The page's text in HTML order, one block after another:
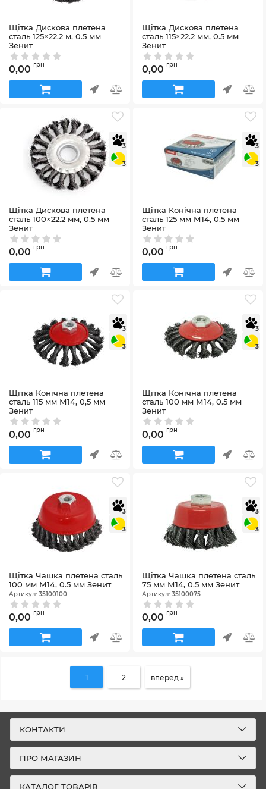
Щітка Дискова плетена
сталь 125×22.2 м, 0.5 мм
Зенит
Артикул:35105125
0,00 грн
Щітка Дискова плетена
сталь 115×22.2 мм, 0.5 мм
Зенит
Артикул:35105115
0,00 грн
3
3
Щітка Дискова плетена
сталь 100×22.2 мм, 0.5 мм
Зенит
Артикул:35105100
0,00 грн
3
3
Щітка Конічна плетена
сталь 125 мм М14, 0.5 мм
Зенит
Артикул:35103125
0,00 грн
3
3
Щітка Конічна плетена
сталь 115 мм М14, 0,5 мм
Зенит
Артикул:35103115
0,00 грн
3
3
Щітка Конічна плетена
сталь 100 мм М14, 0.5 мм
Зенит
Артикул:35103100
0,00 грн
3
3
Щітка Чашка плетена сталь
100 мм М14, 0.5 мм Зенит
Артикул: 35100100
0,00 грн
3
3
Щітка Чашка плетена сталь
75 мм М14, 0.5 мм Зенит
Артикул: 35100075
0,00 грн
1 2 вперед »
КОНТАКТИ
ПРО МАГАЗИН
КАТАЛОГ ТОВАРІВ